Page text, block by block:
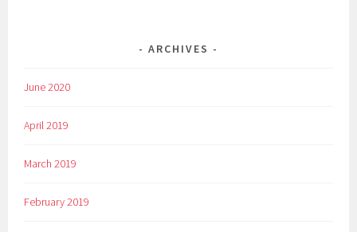
ARCHIVES
June 2020
April 2019
March 2019
February 2019